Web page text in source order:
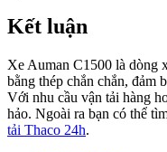
Kết luận
Xe Auman C1500 là dòng
bằng thép chắn chắn, đảm
Với nhu cầu vận tải hàng
hảo. Ngoài ra bạn có thể
tải Thaco 24h.